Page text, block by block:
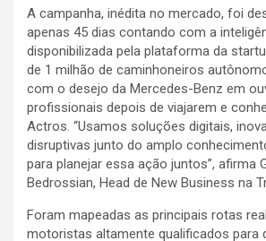
A campanha, inédita no mercado, foi
apenas 45 dias contando com a
disponibilizada pela plataforma da
de 1 milhão de caminhoneiros
com o desejo da Mercedes-Benz em
profissionais depois de viajarem e
Actros. “Usamos soluções digitais,
disruptivas junto do amplo
para planejar essa ação juntos”, afirma
Bedrossian, Head de New Business na
Foram mapeadas as principais rotas
motoristas altamente qualificados para